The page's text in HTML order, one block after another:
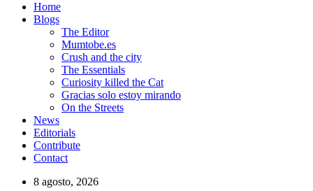
Home
Blogs
The Editor
Mumtobe.es
Crush and the city
The Essentials
Curiosity killed the Cat
Gracias solo estoy mirando
On the Streets
News
Editorials
Contribute
Contact
8 agosto, 2026